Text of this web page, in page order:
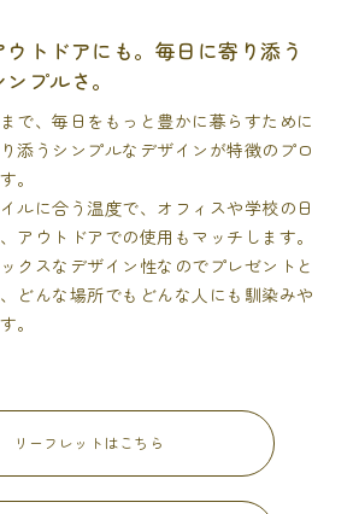
ウトドアにも。毎日に寄り添う
プルさ。
で、毎日をもっと豊かに暮らすために
添うシンプルなデザインが特徴のプロ
。
ルに合う温度で、オフィスや学校の日
アウトドアでの使用もマッチします。
クスなデザイン性なのでプレゼントと
どんな場所でもどんな人にも馴染みや
。
リーフレットはこちら